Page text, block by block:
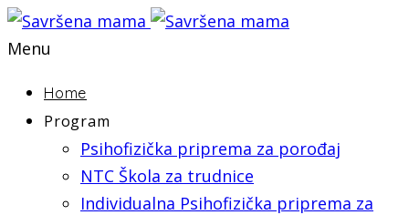
Menu
Home
Program
Psihofizička priprema za porođaj
NTC Škola za trudnice
Individualna Psihofizička priprema za